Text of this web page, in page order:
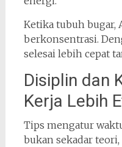
Ketika tubuh bugar,
berkonsentrasi.
selesai lebih cepat
Disiplin dan
Kerja Lebih
Tips mengatur
bukan sekadar